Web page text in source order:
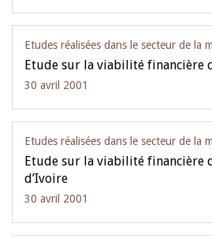
Etudes réalisées dans le secteur de la
Etude sur la viabilité financière
30 avril 2001
Etudes réalisées dans le secteur de la
Etude sur la viabilité financière
d’Ivoire
30 avril 2001